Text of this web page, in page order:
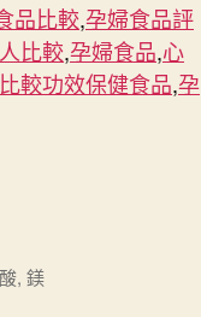
品比較,孕婦食品評
比較,孕婦食品,心
比較功效保健食品,孕
, 鎂